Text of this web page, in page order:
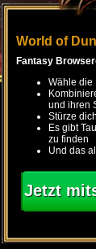
World of
Fantasy
Wähle die
und ihren
Stürze
Es gibt
zu finden
Und das
Jetzt